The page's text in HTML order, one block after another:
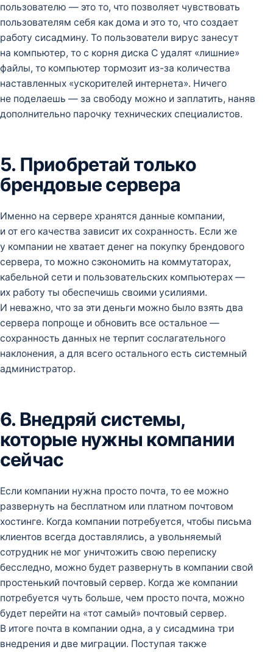
пользователю — это то, что позволяет чувствовать
пользователям себя как дома и это то, что создает
работу сисадмину. То пользователи вирус занесут
на компьютер, то с корня диска C удалят «лишние»
файлы, то компьютер тормозит из-за количества
наставленных «ускорителей интернета». Ничего
не поделаешь — за свободу можно и заплатить, наняв
дополнительно парочку технических специалистов.
5. Приобретай только
брендовые сервера
Именно на сервере хранятся данные компании,
и от его качества зависит их сохранность. Если же
у компании не хватает денег на покупку брендового
сервера, то можно сэкономить на коммутаторах,
кабельной сети и пользовательских компьютерах —
их работу ты обеспечишь своими усилиями.
И неважно, что за эти деньги можно было взять два
сервера попроще и обновить все остальное —
сохранность данных не терпит сослагательного
наклонения, а для всего остального есть системный
администратор.
6. Внедряй системы,
которые нужны компании
сейчас
Если компании нужна просто почта, то ее можно
развернуть на бесплатном или платном почтовом
хостинге. Когда компании потребуется, чтобы письма
клиентов всегда доставлялись, а увольняемый
сотрудник не мог уничтожить свою переписку
бесследно, можно будет развернуть в компании свой
простенький почтовый сервер. Когда же компании
потребуется чуть больше, чем просто почта, можно
будет перейти на «тот самый» почтовый сервер.
В итоге почта в компании одна, а у сисадмина три
внедрения и две миграции. Поступая также